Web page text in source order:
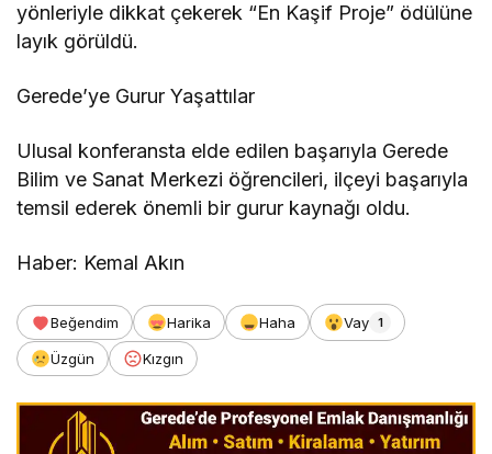
yönleriyle dikkat çekerek “En Kaşif Proje” ödülüne
layık görüldü.
Gerede’ye Gurur Yaşattılar
Ulusal konferansta elde edilen başarıyla Gerede
Bilim ve Sanat Merkezi öğrencileri, ilçeyi başarıyla
temsil ederek önemli bir gurur kaynağı oldu.
Haber: Kemal Akın
Beğendim Harika Haha Vay 1
Üzgün Kızgın